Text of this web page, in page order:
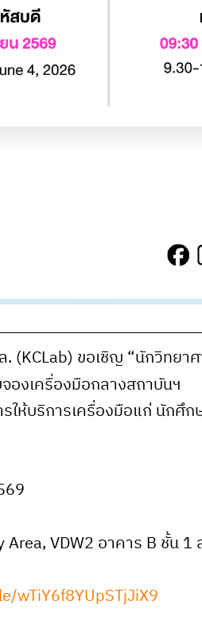
(KCLab) ขอเชิญ “นักวิทย
องเครื่องมือกลางสถาบันฯ
ห้บริการเครื่องมือแก่ นักศึก
VDW2 อาคาร B ชั้น 1
wTiY6f8YUpSTjJiX9